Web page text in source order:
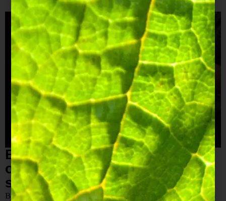
Bagnard Saintonge zet de
oogst van 2012 in de
schijnwerpers
Bij Bagnard Saintonge is de tijd stil blijven staan om plaats